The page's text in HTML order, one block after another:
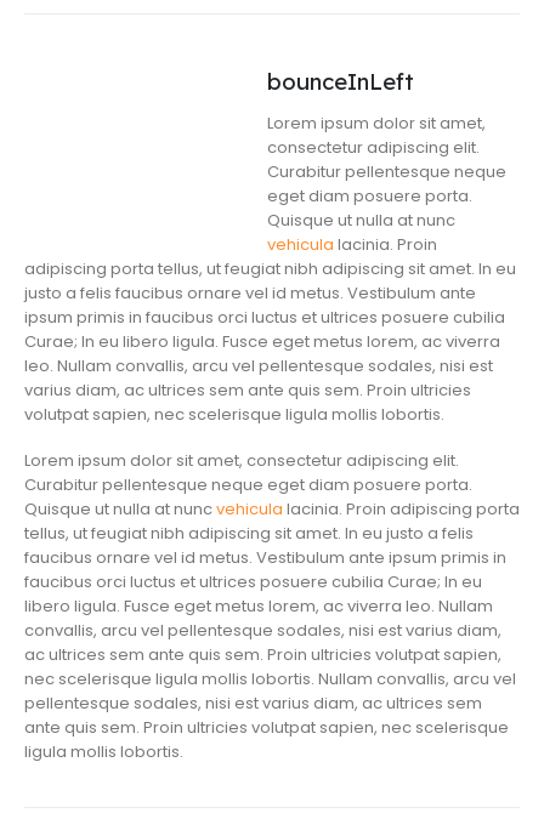
bounceInLeft
Lorem ipsum dolor sit amet,
consectetur adipiscing elit.
Curabitur pellentesque neque
eget diam posuere porta.
Quisque ut nulla at nunc
vehicula lacinia. Proin
adipiscing porta tellus, ut feugiat nibh adipiscing sit amet. In eu
justo a felis faucibus ornare vel id metus. Vestibulum ante
ipsum primis in faucibus orci luctus et ultrices posuere cubilia
Curae; In eu libero ligula. Fusce eget metus lorem, ac viverra
leo. Nullam convallis, arcu vel pellentesque sodales, nisi est
varius diam, ac ultrices sem ante quis sem. Proin ultricies
volutpat sapien, nec scelerisque ligula mollis lobortis.
Lorem ipsum dolor sit amet, consectetur adipiscing elit.
Curabitur pellentesque neque eget diam posuere porta.
Quisque ut nulla at nuncvehicula lacinia. Proin adipiscing porta
tellus, ut feugiat nibh adipiscing sit amet. In eu justo a felis
faucibus ornare vel id metus. Vestibulum ante ipsum primis in
faucibus orci luctus et ultrices posuere cubilia Curae; In eu
libero ligula. Fusce eget metus lorem, ac viverra leo. Nullam
convallis, arcu vel pellentesque sodales, nisi est varius diam,
ac ultrices sem ante quis sem. Proin ultricies volutpat sapien,
nec scelerisque ligula mollis lobortis. Nullam convallis, arcu vel
pellentesque sodales, nisi est varius diam, ac ultrices sem
ante quis sem. Proin ultricies volutpat sapien, nec scelerisque
ligula mollis lobortis.